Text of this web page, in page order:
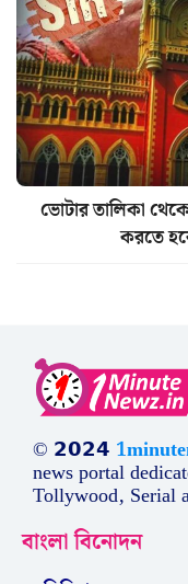
ভোটার তালিকা
করতে
© 𝟮𝟬𝟮𝟰
news portal
Tollywood, Serial
বাংলা বিনোদন